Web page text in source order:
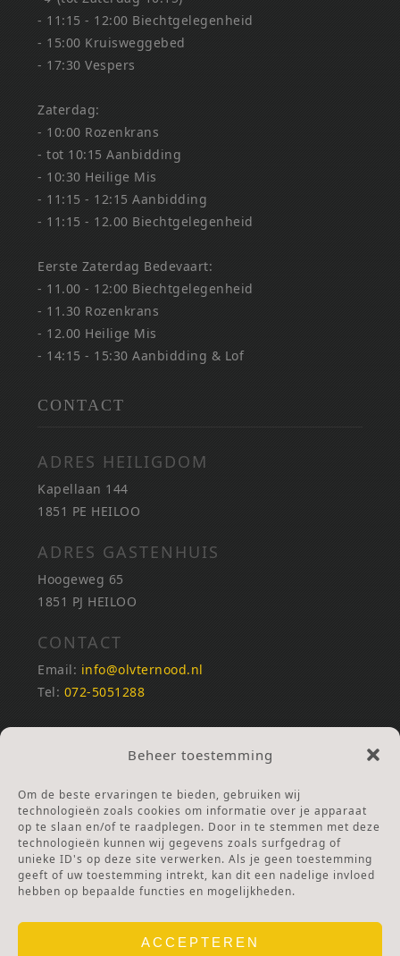
Beheer toestemming
Om de beste ervaringen te bieden, gebruiken wij
technologieën zoals cookies om informatie over je apparaat
op te slaan en/of te raadplegen. Door in te stemmen met deze
technologieën kunnen wij gegevens zoals surfgedrag of
unieke ID's op deze site verwerken. Als je geen toestemming
geeft of uw toestemming intrekt, kan dit een nadelige invloed
hebben op bepaalde functies en mogelijkheden.
ACCEPTEREN
- 11:15 - 12:00 Biechtgelegenheid
- 15:00 Kruisweggebed
- 17:30 Vespers
Zaterdag:
- 10:00 Rozenkrans
- tot 10:15 Aanbidding
- 10:30 Heilige Mis
- 11:15 - 12:15 Aanbidding
- 11:15 - 12.00 Biechtgelegenheid
Eerste Zaterdag Bedevaart:
- 11.00 - 12:00 Biechtgelegenheid
- 11.30 Rozenkrans
- 12.00 Heilige Mis
- 14:15 - 15:30 Aanbidding & Lof
CONTACT
ADRES HEILIGDOM
Kapellaan 144
1851 PE HEILOO
ADRES GASTENHUIS
Hoogeweg 65
1851 PJ HEILOO
CONTACT
Email: info@olvternood.nl
Tel: 072-5051288
REKENINGNUMMERS
NL25INGB0000672168
Ga naar Doneren
ANBI Stichting
RSIN nummer:002832987